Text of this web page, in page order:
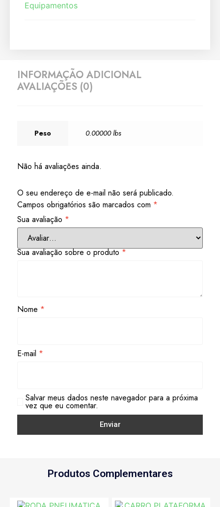
Equipamentos
INFORMAÇÃO ADICIONAL
AVALIAÇÕES (0)
Peso 0.00000 lbs
Não há avaliações ainda.
O seu endereço de e-mail não será publicado.
Campos obrigatórios são marcados com *
Sua avaliação *
Sua avaliação sobre o produto*
Nome *
E-mail *
Salvar meus dados neste navegador para a próxima
vez que eu comentar.
Produtos Complementares